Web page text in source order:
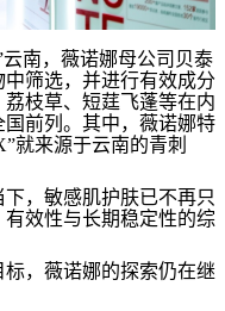
云南，薇诺娜母公司贝泰
中筛选，并进行有效成分
枝草、短莛飞蓬等在内
前列。其中，薇诺娜特
就来源于云南的青刺
，敏感肌护肤已不再只
效性与长期稳定性的综
，薇诺娜的探索仍在继